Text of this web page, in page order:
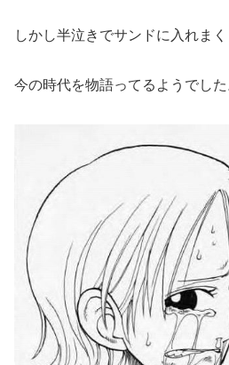
しかし半泣きでサンドに入れまく
今の時代を物語ってるようでした